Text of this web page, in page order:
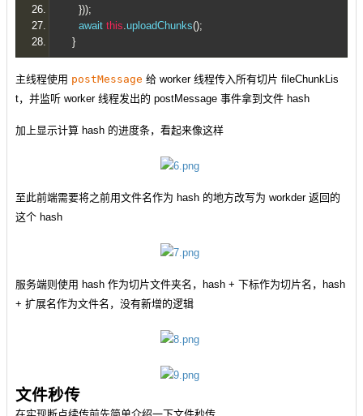
}));
await this.uploadChunks();
}
主线程使用 postMessage 给 worker 线程传入所有切片 fileChunkLis
t，并监听 worker 线程发出的 postMessage 事件拿到文件 hash
加上显示计算 hash 的进度条，看起来像这样
至此前端需要将之前用文件名作为 hash 的地方改写为 workder 返回的
这个 hash
服务端则使用 hash 作为切片文件夹名，hash + 下标作为切片名，hash
+ 扩展名作为文件名，没有新增的逻辑
文件秒传